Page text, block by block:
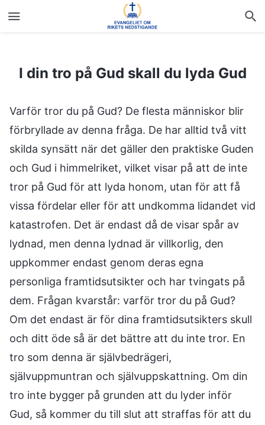
I din tro på Gud skall du lyda Gud
I din tro på Gud skall du lyda Gud
Varför tror du på Gud? De flesta människor blir
förbryllade av denna fråga. De har alltid två vitt
skilda synsätt när det gäller den praktiske Guden
och Gud i himmelriket, vilket visar på att de inte
tror på Gud för att lyda honom, utan för att få
vissa fördelar eller för att undkomma lidandet vid
katastrofen. Det är endast då de visar spår av
lydnad, men denna lydnad är villkorlig, den
uppkommer endast genom deras egna
personliga framtidsutsikter och har tvingats på
dem. Frågan kvarstår: varför tror du på Gud?
Om det endast är för dina framtidsutsikters skull
och ditt öde så är det bättre att du inte tror. En
tro som denna är självbedrägeri,
självuppmuntran och självuppskattning. Om din
tro inte bygger på grunden att du lyder inför
Gud, så kommer du till slut att straffas för att du